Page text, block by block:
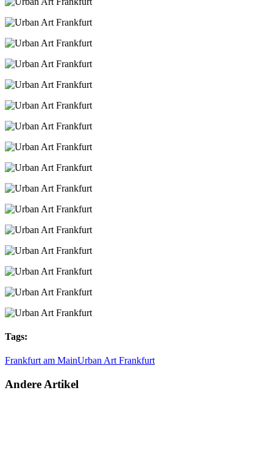
Tags:
Frankfurt am MainUrban Art Frankfurt
Andere Artikel